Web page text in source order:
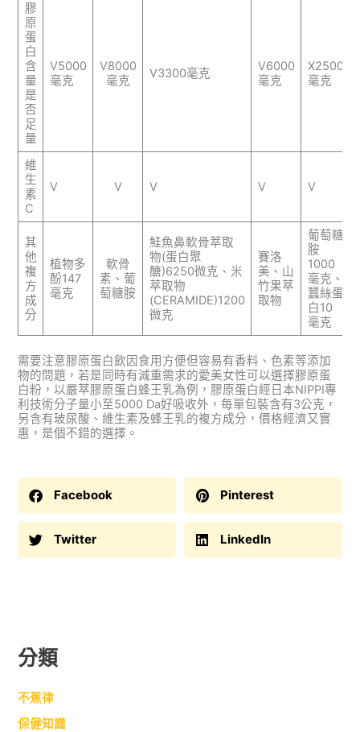
膠
原
蛋
白
含
量
是
否
足
量
V5000
毫克
V8000
毫克
V3300毫克
V6000
毫克
X2500
毫克
維
生
素
C
V V V V V
其
他
複
方
成
分
植物多
酚147
毫克
軟骨
素、葡
萄糖胺
鮭魚鼻軟骨萃取
物(蛋白聚
醣)6250微克、米
萃取物
(CERAMIDE)1200
微克
賽洛
美、山
竹果萃
取物
葡萄糖
胺
1000
毫克、
蠶絲蛋
白10
毫克
需要注意膠原蛋白飲因食用方便但容易有香料、色素等添加
物的問題，若是同時有減重需求的愛美女性可以選擇膠原蛋
白粉，以嚴萃膠原蛋白蜂王乳為例，膠原蛋白經日本NIPPI專
利技術分子量小至5000 Da好吸收外，每單包裝含有3公克，
另含有玻尿酸、維生素及蜂王乳的複方成分，價格經濟又實
惠，是個不錯的選擇。
Facebook Pinterest
Twitter LinkedIn
分類
不蕉律
保健知識